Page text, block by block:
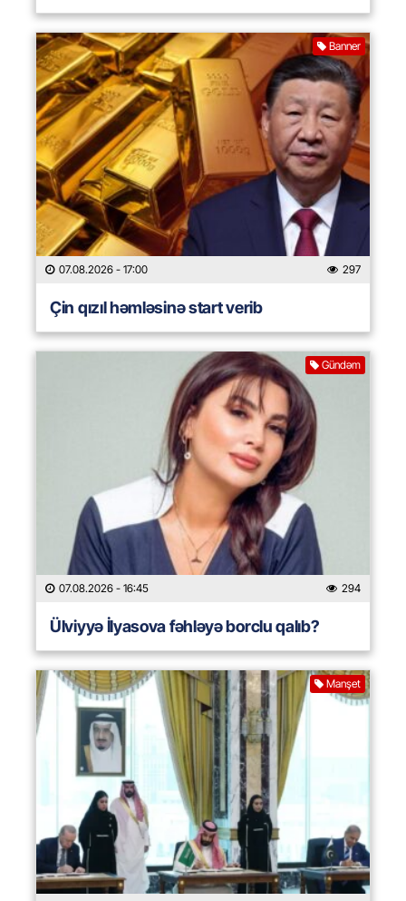
Banner
07.08.2026 - 17:00 297
Çin qızıl həmləsinə start verib
Gündəm
07.08.2026 - 16:45 294
Ülviyyə İlyasova fəhləyə borclu qalıb?
Manşet